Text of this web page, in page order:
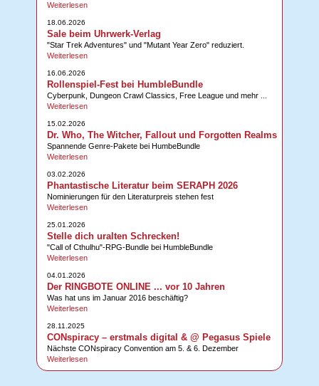
Weiterlesen
18.06.2026
Sale beim Uhrwerk-Verlag
"Star Trek Adventures" und "Mutant Year Zero" reduziert.
Weiterlesen
16.06.2026
Rollenspiel-Fest bei HumbleBundle
Cyberpunk, Dungeon Crawl Classics, Free League und mehr ...
Weiterlesen
15.02.2026
Dr. Who, The Witcher, Fallout und Forgotten Realms
Spannende Genre-Pakete bei HumbeBundle
Weiterlesen
03.02.2026
Phantastische Literatur beim SERAPH 2026
Nominierungen für den Literaturpreis stehen fest
Weiterlesen
25.01.2026
Stelle dich uralten Schrecken!
"Call of Cthulhu"-RPG-Bundle bei HumbleBundle
Weiterlesen
04.01.2026
Der RINGBOTE ONLINE ... vor 10 Jahren
Was hat uns im Januar 2016 beschäftig?
Weiterlesen
28.11.2025
CONspiracy – erstmals digital & @ Pegasus Spiele
Nächste CONspiracy Convention am 5. & 6. Dezember
Weiterlesen